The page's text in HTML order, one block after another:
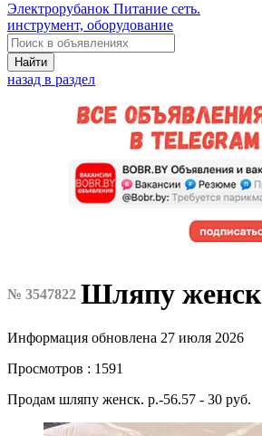
Электрорубанок Питание сеть.
инструмент, оборудование
Найти
назад в раздел
№ 3547822 Шляпу женск
Информация обновлена 27 июля 2026
Просмотров : 1591
Продам шляпу женск. р.-56.57 - 30 руб.